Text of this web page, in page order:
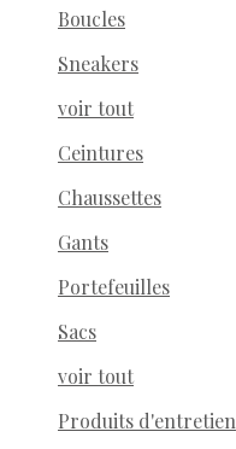
Boucles
Sneakers
voir tout
Ceintures
Chaussettes
Gants
Portefeuilles
Sacs
voir tout
Produits d'entretien